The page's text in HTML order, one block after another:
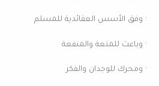
· وفق الأسس العقائدية للمسلم
· وباعث للمتعة والمنفعة
· ومحرك للوجدان والفكر